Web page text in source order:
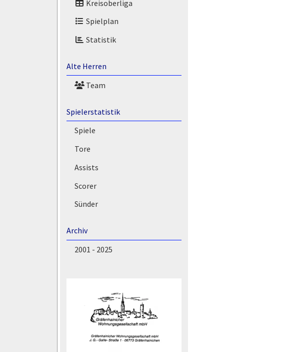
Kreisoberliga
Spielplan
Statistik
Alte Herren
Team
Spielerstatistik
Spiele
Tore
Assists
Scorer
Sünder
Archiv
2001 - 2025